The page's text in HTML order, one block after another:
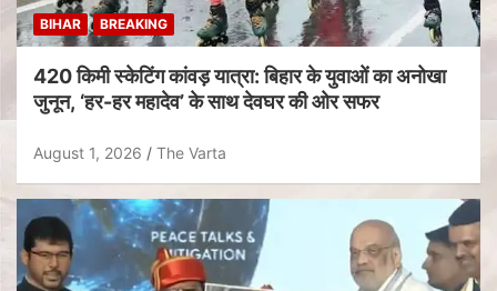
BIHAR BREAKING
420 किमी स्केटिंग कांवड़ यात्रा: बिहार के युवाओं का अनोखा
जुनून, ‘हर-हर महादेव’ के साथ देवघर की ओर सफर
August 1, 2026 The Varta